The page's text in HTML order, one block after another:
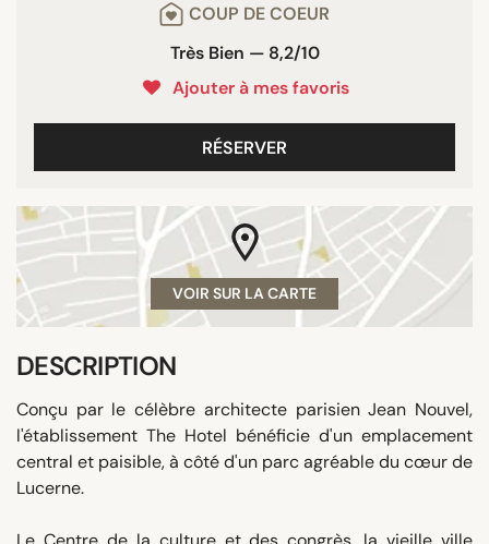
COUP DE COEUR
Très Bien — 8,2/10
Ajouter à mes favoris
RÉSERVER
VOIR SUR LA CARTE
DESCRIPTION
Conçu par le célèbre architecte parisien Jean Nouvel,
l'établissement The Hotel bénéficie d'un emplacement
central et paisible, à côté d'un parc agréable du cœur de
Lucerne.